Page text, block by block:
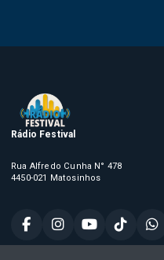
Rádio Festival
Rua Alfredo Cunha N° 478
4450-021 Matosinhos